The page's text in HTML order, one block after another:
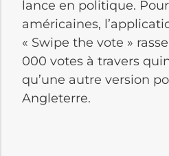
lance en politique.
américaines,
« Swipe the vote »
000 votes à travers
qu’une autre version
Angleterre.